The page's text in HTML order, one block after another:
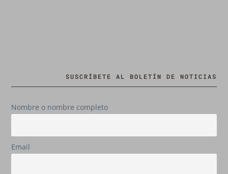
SUSCRÍBETE AL BOLETÍN DE NOTICIAS
Nombre o nombre completo
Email